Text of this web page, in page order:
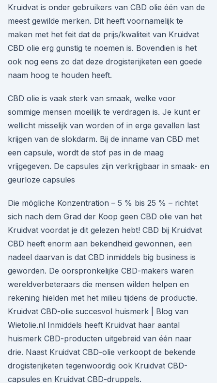
Kruidvat is onder gebruikers van CBD olie één van de
meest gewilde merken. Dit heeft voornamelijk te
maken met het feit dat de prijs/kwaliteit van Kruidvat
CBD olie erg gunstig te noemen is. Bovendien is het
ook nog eens zo dat deze drogisterijketen een goede
naam hoog te houden heeft.
CBD olie is vaak sterk van smaak, welke voor
sommige mensen moeilijk te verdragen is. Je kunt er
wellicht misselijk van worden of in erge gevallen last
krijgen van de slokdarm. Bij de inname van CBD met
een capsule, wordt de stof pas in de maag
vrijgegeven. De capsules zijn verkrijgbaar in smaak- en
geurloze capsules
Die mögliche Konzentration – 5 % bis 25 % – richtet
sich nach dem Grad der Koop geen CBD olie van het
Kruidvat voordat je dit gelezen hebt! CBD bij Kruidvat
CBD heeft enorm aan bekendheid gewonnen, een
nadeel daarvan is dat CBD inmiddels big business is
geworden. De oorspronkelijke CBD-makers waren
wereldverbeteraars die mensen wilden helpen en
rekening hielden met het milieu tijdens de productie.
Kruidvat CBD-olie succesvol huismerk | Blog van
Wietolie.nl Inmiddels heeft Kruidvat haar aantal
huismerk CBD-producten uitgebreid van één naar
drie. Naast Kruidvat CBD-olie verkoopt de bekende
drogisterijketen tegenwoordig ook Kruidvat CBD-
capsules en Kruidvat CBD-druppels.